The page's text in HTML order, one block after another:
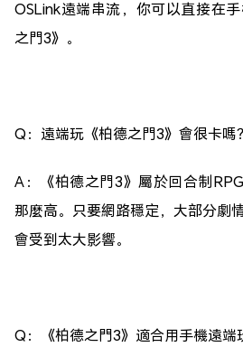
OSLink遠端串流，你可以直接在
之門3》。
Q：遠端玩《柏德之門3》會很卡嗎？
A：《柏德之門3》屬於回合制
那麼高。只要網路穩定，大部分劇
會受到太大影響。
Q：《柏德之門3》適合用手機遠端